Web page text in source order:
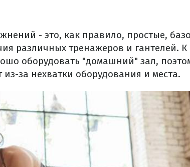
- это, как правило, простые,
различных тренажеров и гантелей.
оборудовать "домашний" зал,
за нехватки оборудования и места.